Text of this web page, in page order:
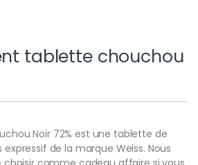
tablette chouchou
Noir 72% est une tablette de
de la marque Weiss. Nous